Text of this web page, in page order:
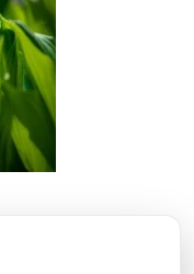
ORGANISATION